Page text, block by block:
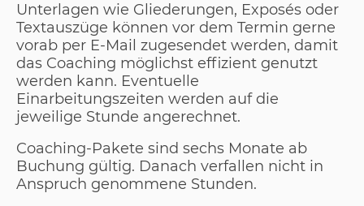
Unterlagen wie Gliederungen, Exposés oder
Textauszüge können vor dem Termin gerne
vorab per E-Mail zugesendet werden, damit
das Coaching möglichst effizient genutzt
werden kann. Eventuelle
Einarbeitungszeiten werden auf die
jeweilige Stunde angerechnet.
Coaching-Pakete sind sechs Monate ab
Buchung gültig. Danach verfallen nicht in
Anspruch genommene Stunden.